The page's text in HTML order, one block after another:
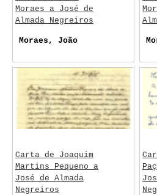
Moraes a José de
Almada Negreiros
Moraes, João
Carta de Joaquim
Martins Pequeno a
José de Almada
Negreiros